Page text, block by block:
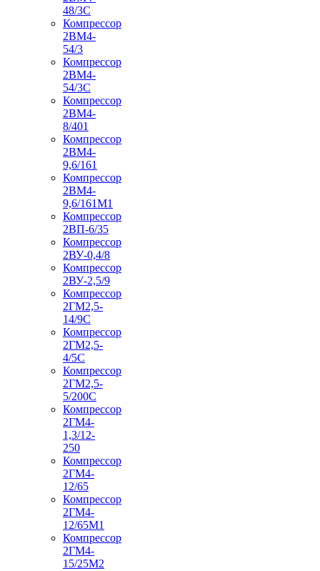
48/3С
Компрессор
2ВМ4-
54/3
Компрессор
2ВМ4-
54/3С
Компрессор
2ВМ4-
8/401
Компрессор
2ВМ4-
9,6/161
Компрессор
2ВМ4-
9,6/161М1
Компрессор
2ВП-6/35
Компрессор
2ВУ-0,4/8
Компрессор
2ВУ-2,5/9
Компрессор
2ГМ2,5-
14/9С
Компрессор
2ГМ2,5-
4/5С
Компрессор
2ГМ2,5-
5/200С
Компрессор
2ГМ4-
1,3/12-
250
Компрессор
2ГМ4-
12/65
Компрессор
2ГМ4-
12/65М1
Компрессор
2ГМ4-
15/25М2